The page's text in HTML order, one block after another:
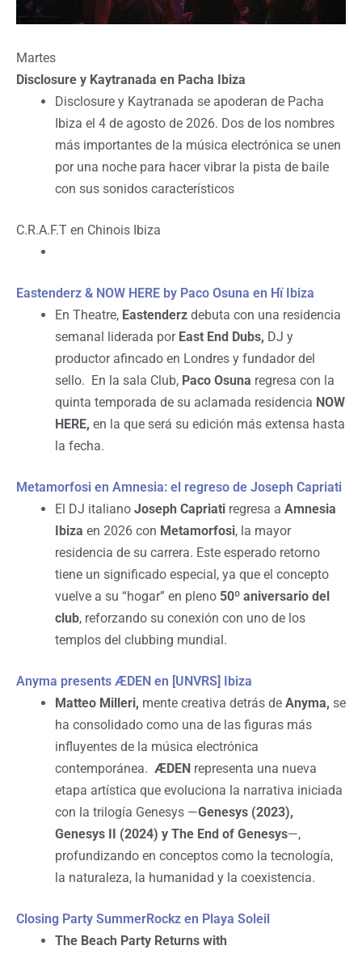
Martes
Disclosure y Kaytranada en Pacha Ibiza
Disclosure y Kaytranada se apoderan de Pacha
Ibiza el 4 de agosto de 2026. Dos de los nombres
más importantes de la música electrónica se unen
por una noche para hacer vibrar la pista de baile
con sus sonidos característicos
C.R.A.F.T en Chinois Ibiza
Eastenderz & NOW HERE by Paco Osuna en Hï Ibiza
En Theatre, Eastenderz debuta con una residencia
semanal liderada por East End Dubs, DJ y
productor afincado en Londres y fundador del
sello. En la sala Club, Paco Osuna regresa con la
quinta temporada de su aclamada residencia NOW
HERE, en la que será su edición más extensa hasta
la fecha.
Metamorfosi en Amnesia: el regreso de Joseph Capriati
El DJ italiano Joseph Capriati regresa a Amnesia
Ibiza en 2026 con Metamorfosi, la mayor
residencia de su carrera. Este esperado retorno
tiene un significado especial, ya que el concepto
vuelve a su “hogar” en pleno 50º aniversario del
club, reforzando su conexión con uno de los
templos del clubbing mundial.
Anyma presents ÆDEN en [UNVRS] Ibiza
Matteo Milleri, mente creativa detrás de Anyma, se
ha consolidado como una de las figuras más
influyentes de la música electrónica
contemporánea. ÆDEN representa una nueva
etapa artística que evoluciona la narrativa iniciada
con la trilogía Genesys —Genesys (2023),
Genesys II (2024) y The End of Genesys—,
profundizando en conceptos como la tecnología,
la naturaleza, la humanidad y la coexistencia.
Closing Party SummerRockz en Playa Soleil
The Beach Party Returns with